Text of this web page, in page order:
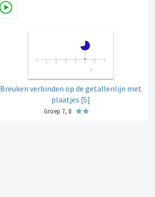
Breuken verbinden op de getallenlijn met
plaatjes [5]
Groep 7, 8